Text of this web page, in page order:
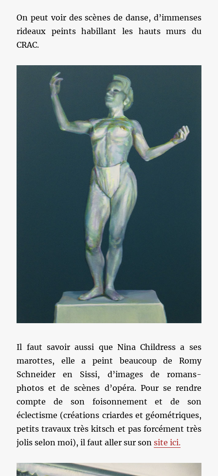
On peut voir des scènes de danse, d’immenses
rideaux peints habillant les hauts murs du
CRAC.
Il faut savoir aussi que Nina Childress a ses
marottes, elle a peint beaucoup de Romy
Schneider en Sissi, d’images de romans-
photos et de scènes d’opéra. Pour se rendre
compte de son foisonnement et de son
éclectisme (créations criardes et géométriques,
petits travaux très kitsch et pas forcément très
jolis selon moi), il faut aller sur sonsite ici.